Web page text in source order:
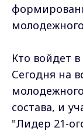
Кто войдет
Сегодня на
состава, и
"Лидер 21-